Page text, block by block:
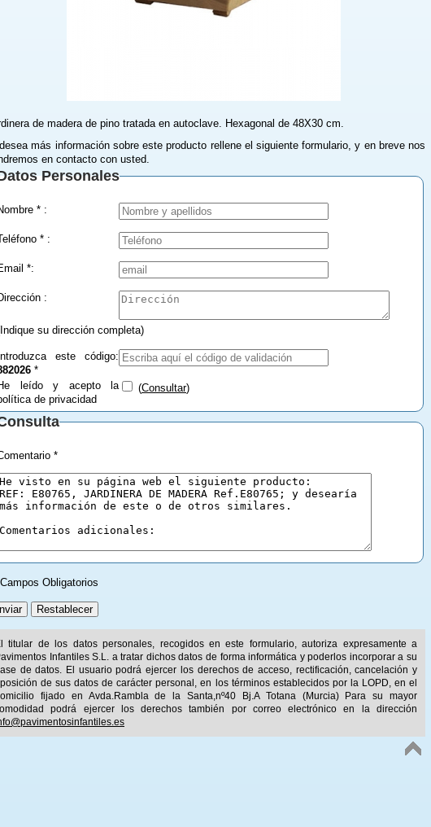
de madera de pino tratada en autoclave. Hexagonal de 48X30 cm.
más información sobre este producto rellene el siguiente formulario, y en breve nos
en contacto con usted.
Personales
Nombre * :
Teléfono * :
*:
Dirección :
su dirección completa)
este código:
*
leído y acepto la
de privacidad
(Consultar)
*
Obligatorios
titular de los datos personales, recogidos en este formulario, autoriza expresamente a
Infantiles S.L. a tratar dichos datos de forma informática y poderlos incorporar a su
de datos. El usuario podrá ejercer los derechos de acceso, rectificación, cancelación y
de sus datos de carácter personal, en los términos establecidos por la LOPD, en el
fijado en Avda.Rambla de la Santa,nº40 Bj.A Totana (Murcia) Para su mayor
podrá ejercer los derechos también por correo electrónico en la dirección